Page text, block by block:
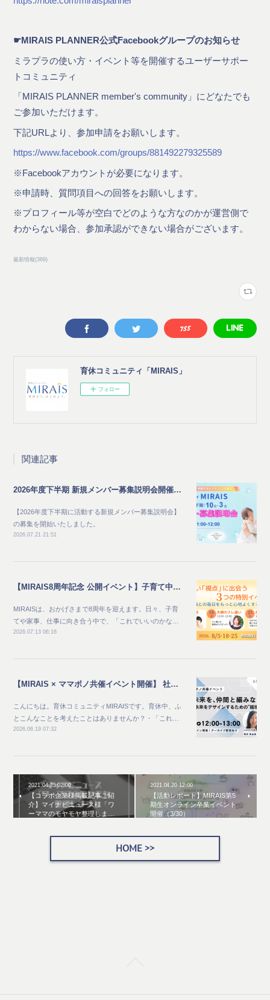
☛MIRAIS PLANNER公式Facebookグループのお知らせ
ミラプラの使い方・イベント等を開催するユーザーサポー
トコミュニティ
「MIRAIS PLANNER member's community」にどなたでも
ご参加いただけます。
下記URLより、参加申請をお願いします。
https://www.facebook.com/groups/881492279325589
※Facebookアカウントが必要になります。
※申請時、質問項目への回答をお願いします。
※プロフィール等が空白でどのような方なのかが運営側で
わからない場合、参加承認ができない場合がございます。
最新情報(369)
育休コミュニティ「MIRAIS」
フォロー
関連記事
2026年度下半期 新規メンバー募集説明会開催のご案内
【2026年度下半期に活動する新規メンバー募集説明会】
の募集を開始いたしました。
2026.07.21 21:51
【MIRAIS8周年記念 公開イベント】子育て中のママ向け_家族との毎日をもっと心地よくする夏 新しい"視点"に出会う3つの特別イベント
MIRAISは、おかげさまで8周年を迎えます。日々、子育
てや家事、仕事に向き合う中で、「これでいいのかな…
2026.07.13 06:16
【MIRAIS × ママボノ共催イベント開催】 社会と未来を、仲間と編みなおす ～自分らしい未来をデザインするための“越境体験”～
こんにちは。育休コミュニティMIRAISです。育休中、ふ
とこんなことを考えたことはありませんか？・「これ…
2026.06.19 07:32
2021.04.25 02:00
【コラボ企業様掲載記事ご紹
介】マイナビニュース様「ワ
ーママのモヤモヤ整理しま…
2021.04.20 12:00
【活動レポート】MIRAIS第5
期生オンライン卒業イベント
開催（3/30）
HOME >>